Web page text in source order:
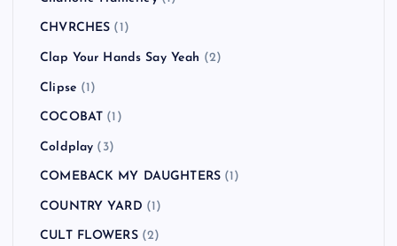
CHVRCHES (1)
Clap Your Hands Say Yeah (2)
Clipse (1)
COCOBAT (1)
Coldplay (3)
COMEBACK MY DAUGHTERS (1)
COUNTRY YARD (1)
CULT FLOWERS(2)